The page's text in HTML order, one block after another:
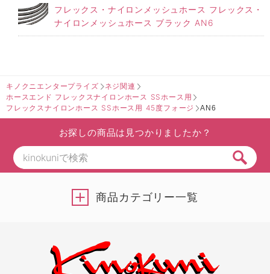
フレックス・ナイロンメッシュホース フレックス・
ナイロンメッシュホース ブラック AN6
キノクニエンタープライズ
ネジ関連
ホースエンド フレックスナイロンホース SSホース用
フレックスナイロンホース SSホース用 45度フォージ
AN6
お探しの商品は見つかりましたか？
商品カテゴリー一覧